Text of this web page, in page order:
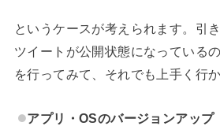
というケースが考えられます。引
ツイートが公開状態になっている
を行ってみて、それでも上手く行
アプリ・OSのバージョンアップ